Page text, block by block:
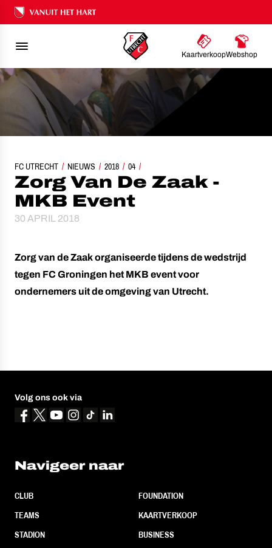
Ons nalatenschap
KaartverkoopWebshop
FC UTRECHT NIEUWS 2018 04
ZORG VAN DE ZAAK - MKB EVENT
Zorg Van De Zaak -
MKB Event
30 APRIL 2018
Zorg van de Zaak organiseerde tijdens de wedstrijd
tegen FC Groningen het MKB event voor
ondernemers uit de omgeving van Utrecht.
Volg ons ook via
Navigeer naar
CLUB
TEAMS
STADION
FOUNDATION
KAARTVERKOOP
BUSINESS